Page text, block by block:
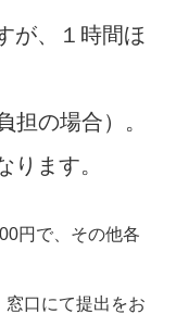
が、１時間ほ
の場合）。
ります。
円で、その他各
窓口にて提出をお